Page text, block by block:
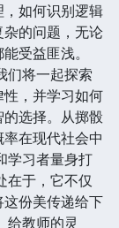
如何识别逻辑
的问题，无论
受益匪浅。
们将一起探索
，并学习如何
选择。从掷骰
在现代社会中
学习者量身打
在于，它不仅
份美传递给下
给教师的灵